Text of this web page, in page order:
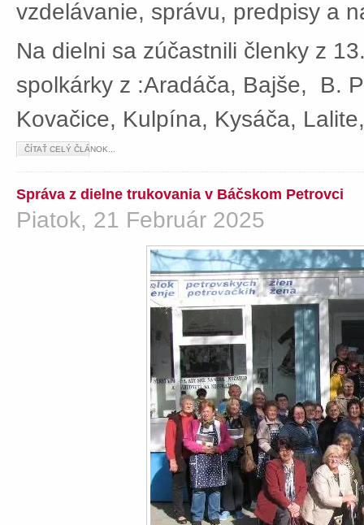
vzdelávanie, správu, predpisy a
Na dielni sa zúčastnili členky z
spolkárky z :Aradáča, Bajše, B.
Kovačice, Kulpína, Kysáča,
ČÍTAŤ CELÝ ČLÁNOK...
Správa z dielne trukovania v Báčskom Petrovci
Piatok, 21 Február 2025